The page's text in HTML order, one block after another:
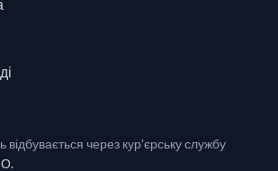
через кур'єрську службу